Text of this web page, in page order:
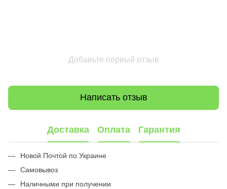
Добавьте первый отзыв
Написать отзыв
Доставка Оплата Гарантия
Новой Почтой по Украине
Самовывоз
Наличными при получении